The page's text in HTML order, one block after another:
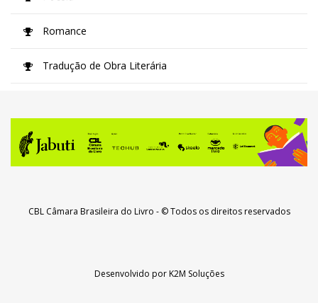
Romance
Tradução de Obra Literária
CBL Câmara Brasileira do Livro - © Todos os direitos reservados
Desenvolvido porK2M Soluções